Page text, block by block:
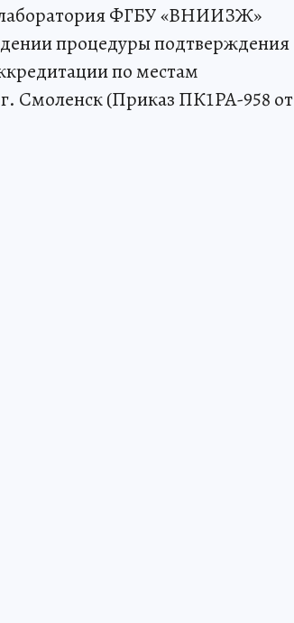
лаборатория ФГБУ «ВНИИЗЖ»
процедуры подтверждения
по местам
Смоленск (Приказ ПК1РА-958 от